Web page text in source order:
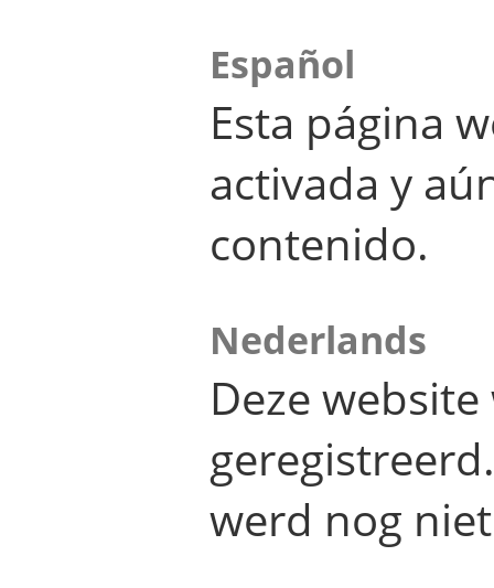
Español
Esta página
activada y
contenido.
Nederlands
Deze
werd nog